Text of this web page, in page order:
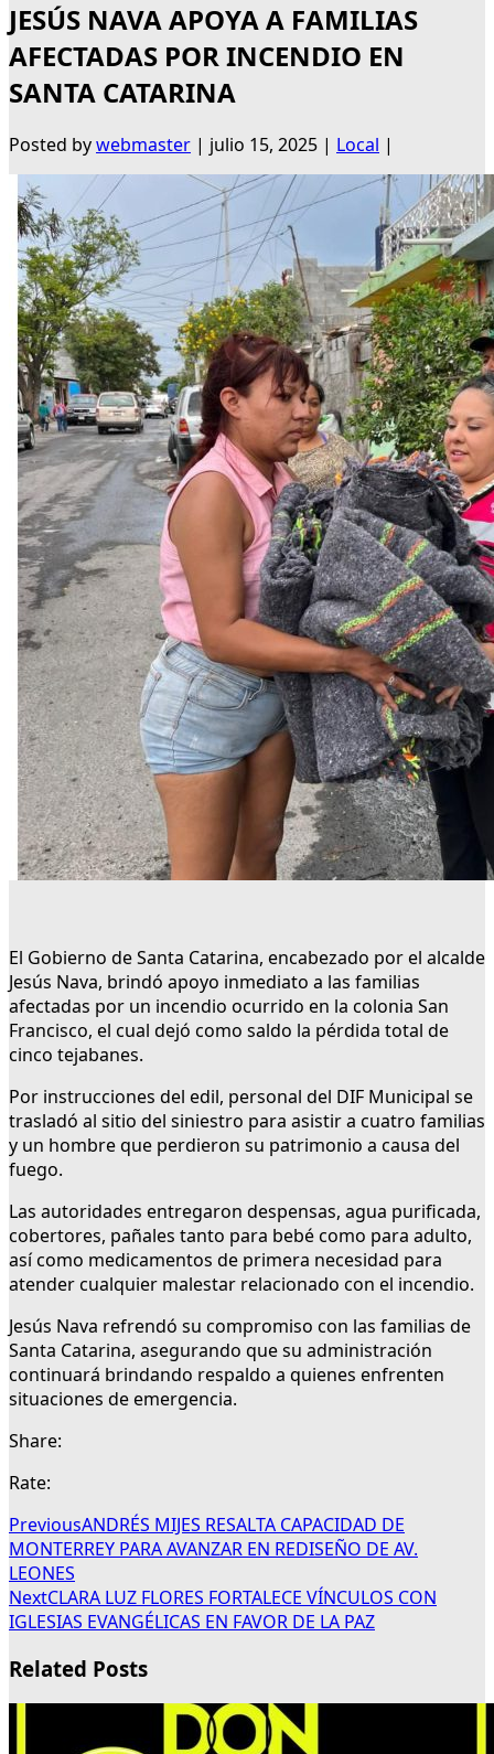
JESÚS NAVA APOYA A FAMILIAS
AFECTADAS POR INCENDIO EN
SANTA CATARINA
Posted bywebmaster | julio 15, 2025 | Local |
El Gobierno de Santa Catarina, encabezado por el alcalde
Jesús Nava, brindó apoyo inmediato a las familias
afectadas por un incendio ocurrido en la colonia San
Francisco, el cual dejó como saldo la pérdida total de
cinco tejabanes.
Por instrucciones del edil, personal del DIF Municipal se
trasladó al sitio del siniestro para asistir a cuatro familias
y un hombre que perdieron su patrimonio a causa del
fuego.
Las autoridades entregaron despensas, agua purificada,
cobertores, pañales tanto para bebé como para adulto,
así como medicamentos de primera necesidad para
atender cualquier malestar relacionado con el incendio.
Jesús Nava refrendó su compromiso con las familias de
Santa Catarina, asegurando que su administración
continuará brindando respaldo a quienes enfrenten
situaciones de emergencia.
Share:
Rate:
PreviousANDRÉS MIJES RESALTA CAPACIDAD DE
MONTERREY PARA AVANZAR EN REDISEÑO DE AV.
LEONES
NextCLARA LUZ FLORES FORTALECE VÍNCULOS CON
IGLESIAS EVANGÉLICAS EN FAVOR DE LA PAZ
Related Posts